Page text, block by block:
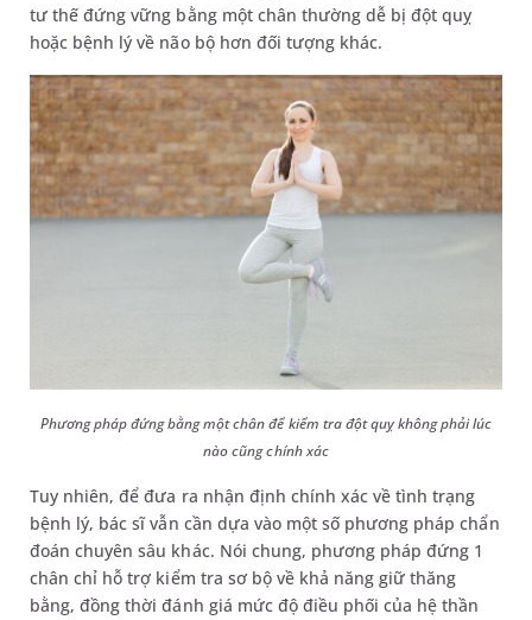
tư thế đứng vững bằng một chân thường dễ bị đột quỵ
hoặc bệnh lý về não bộ hơn đối tượng khác.
Phương pháp đứng bằng một chân để kiểm tra đột quỵ không phải lúc
nào cũng chính xác
Tuy nhiên, để đưa ra nhận định chính xác về tình trạng
bệnh lý, bác sĩ vẫn cần dựa vào một số phương pháp chẩn
đoán chuyên sâu khác. Nói chung, phương pháp đứng 1
chân chỉ hỗ trợ kiểm tra sơ bộ về khả năng giữ thăng
bằng, đồng thời đánh giá mức độ điều phối của hệ thần